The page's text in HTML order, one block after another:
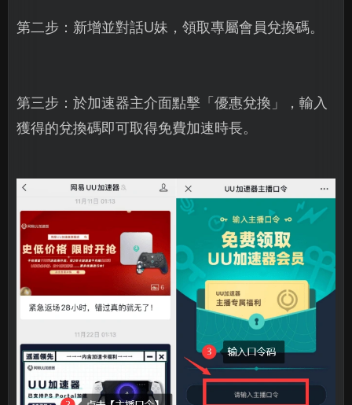
第二步：新增並對話U妹，領取專屬會員兌換碼。
第三步：於加速器主介面點擊「優惠兌換」，輸入
獲得的兌換碼即可取得免費加速時長。